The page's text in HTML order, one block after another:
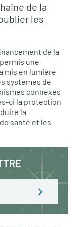
de la
les
de la
une
mis en lumière
systèmes de
connexes
ci la protection
la
santé et les